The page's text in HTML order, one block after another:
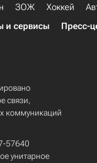
ЗОЖ Хоккей
и сервисы Пресс-
связи,
коммуникаций
57640
унитарное